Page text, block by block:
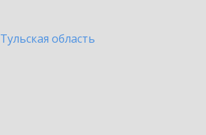
Тульская область